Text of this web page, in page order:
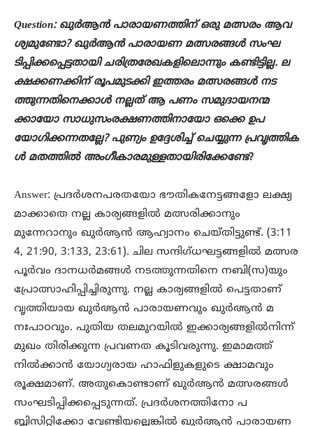
Question: ഖുർആൻ പാരായണത്തിന് ഒരു മത്സരം ആവ
ശ്യമുണ്ടോ? ഖുർആൻ പാരായണ മത്സരങ്ങൾ സംഘ
ടിപ്പിക്കപ്പെട്ടതായി ചരിത്രരേഖകളിലൊന്നും കണ്ടിട്ടില്ല. ല
ക്ഷക്കണക്കിന് രൂപമുടക്കി ഇത്തരം മത്സരങ്ങൾ നട
ത്തുന്നതിനെക്കാൾ നല്ലത് ആ പണം സമുദായനന്മ
ക്കായോ സാധുസംരക്ഷണത്തിനായോ ഒക്കെ ഉപ
യോഗിക്കന്നതല്ലേ? പുണ്യം ഉദ്ദേശിച്ച് ചെയ്യുന്ന പ്രവൃത്തിക
ൾ മതത്തിൽ അംഗീകാരമുള്ളതായിരിക്കേണ്ടേ?
Answer: പ്രദർശനപരതയോ ഭൗതികനേട്ടങ്ങളോ ലക്ഷ്യ
മാക്കാതെ നല്ല കാര്യങ്ങളിൽ മത്സരിക്കാനും
മുന്നേറാനും ഖുർആൻ ആഹ്വാനം ചെയ്തിട്ടുണ്ട്. (3:11
4, 21:90, 3:133, 23:61). ചില സന്ദിഗ്ധഘട്ടങ്ങളിൽ മത്സര
പൂർവം ദാനധർമങ്ങൾ നടത്തുന്നതിനെ നബി(സ)യും
പ്രോത്സാഹിപ്പിച്ചിരുന്നു. നല്ല കാര്യങ്ങളിൽ പെട്ടതാണ്
വൃത്തിയായ ഖുർആൻ പാരായണവും ഖുർആൻ മ
നഃപാഠവും. പുതിയ തലമുറയിൽ ഇക്കാര്യങ്ങളിൽനിന്ന്
മുഖം തിരിക്കുന്ന പ്രവണത കൂടിവരുന്നു. ഇമാമത്ത്
നിൽക്കാൻ യോഗ്യരായ ഹാഫിളുകളുടെ ക്ഷാമവും
രൂക്ഷമാണ്. അതുകൊണ്ടാണ് ഖുർആൻ മത്സരങ്ങൾ
സംഘടിപ്പിക്കപ്പെടുന്നത്. പ്രദർശനത്തിനോ പ
ബ്ലിസിറ്റിക്കോ വേണ്ടിയല്ലെങ്കിൽ ഖുർആൻ പാരായണ